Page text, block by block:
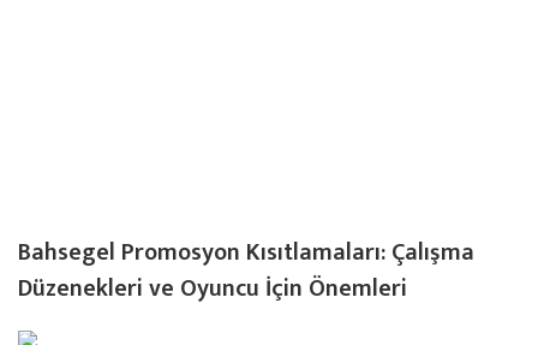
Bahsegel Promosyon Kısıtlamaları: Çalışma
Düzenekleri ve Oyuncu İçin Önemleri